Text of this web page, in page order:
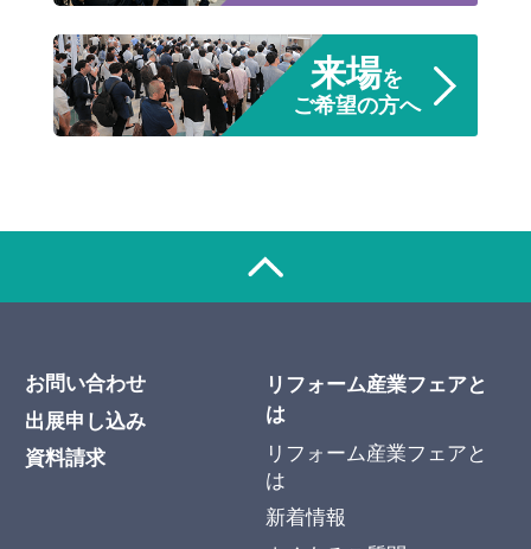
来場を
ご希望の方へ
お問い合わせ
出展申し込み
資料請求
リフォーム産業フェアと
は
リフォーム産業フェアと
は
新着情報